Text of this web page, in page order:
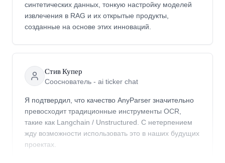
синтетических данных, тонкую настройку моделей
извлечения в RAG и их открытые продукты,
созданные на основе этих инноваций.
Стив Купер
Сооснователь - ai ticker chat
Я подтвердил, что качество AnyParser значительно
превосходит традиционные инструменты OCR,
такие как Langchain / Unstructured. С нетерпением
жду возможности использовать это в наших будущих
проектах.